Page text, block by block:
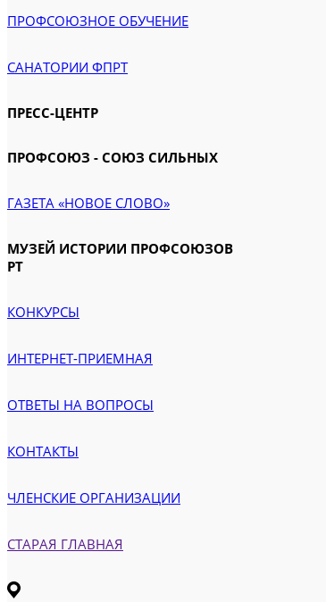
ПРОФСОЮЗНОЕ ОБУЧЕНИЕ
САНАТОРИИ ФПРТ
ПРЕСС-ЦЕНТР
ПРОФСОЮЗ - СОЮЗ СИЛЬНЫХ
ГАЗЕТА «НОВОЕ СЛОВО»
МУЗЕЙ ИСТОРИИ ПРОФСОЮЗОВ
РТ
КОНКУРСЫ
ИНТЕРНЕТ-ПРИЕМНАЯ
ОТВЕТЫ НА ВОПРОСЫ
КОНТАКТЫ
ЧЛЕНСКИЕ ОРГАНИЗАЦИИ
СТАРАЯ ГЛАВНАЯ